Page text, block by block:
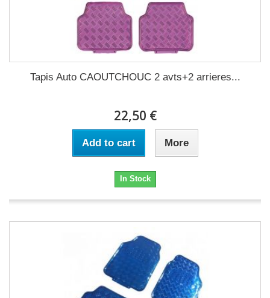
Tapis Auto CAOUTCHOUC 2 avts+2 arrieres...
22,50 €
Add to cart More
In Stock